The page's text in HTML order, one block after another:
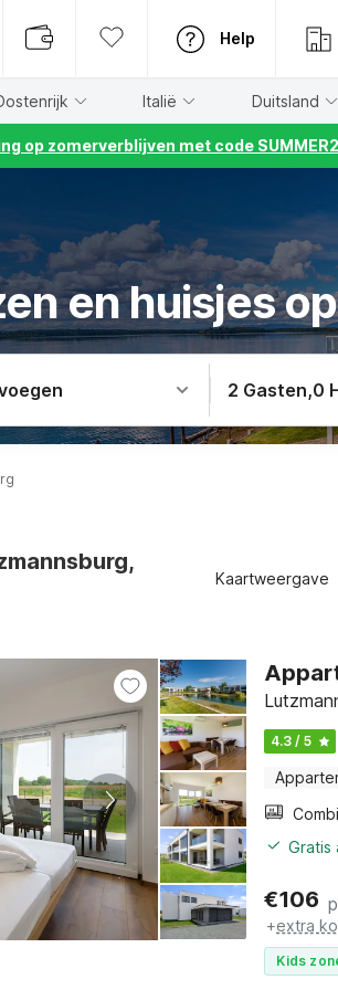
Help
Italië Duitsland
op zomerverblijven met code
en huisjes
2 Gasten,0
Kaartweergave
4.3 / 5
Gratis
€106
+extra
Kids